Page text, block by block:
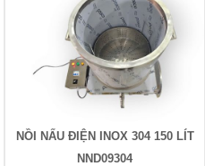
NỒI NẤU ĐIỆN INOX 304 150 LÍT
NND09304